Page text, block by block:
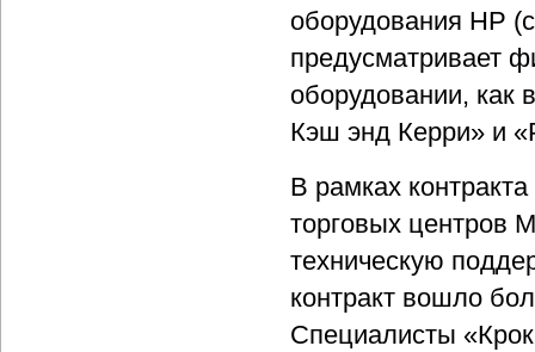
оборудования HP
предусматривает
оборудовании, как
Кэш энд Керри» и
В рамках
торговых центров
техническую
контракт вошло
Специалисты